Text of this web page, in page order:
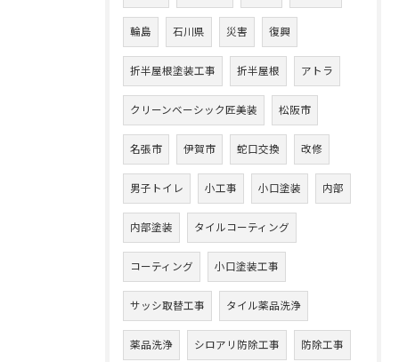
輪島 石川県 災害 復興
折半屋根塗装工事 折半屋根 アトラ
クリーンベーシック匠美装 松阪市
名張市 伊賀市 蛇口交換 改修
男子トイレ 小工事 小口塗装 内部
内部塗装 タイルコーティング
コーティング 小口塗装工事
サッシ取替工事 タイル薬品洗浄
薬品洗浄 シロアリ防除工事 防除工事